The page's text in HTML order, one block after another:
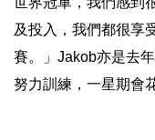
及投入， 我們都很享
賽。」Jakob亦是去
努力訓練， 一星期會